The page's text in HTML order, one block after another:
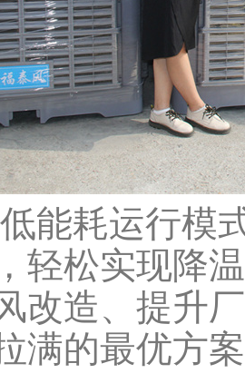
能耗运行模
轻松实现降
改造、提升
满的最优方